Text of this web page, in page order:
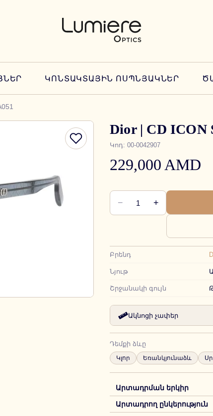
ԿՈՆՏԱԿՏԱՅԻՆ ՈՍՊՆՅԱԿՆԵՐ
Dior | CD ICON
Կոդ: 00-0042907
229,000 AMD
− 1 +
Բրենդ
Նյութ
Շրջանակի գույն
Ակնոցի չափեր
Դեմքի ձևը
Կլոր Եռանկյունաձև
Արտադրման երկիր
Արտադրող ընկերություն